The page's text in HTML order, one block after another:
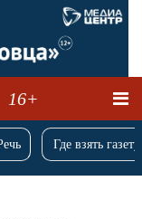
16+
Где взять